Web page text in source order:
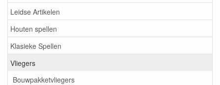
Leidse Artikelen
Houten spellen
Klasieke Spellen
Vliegers
Bouwpakketvliegers